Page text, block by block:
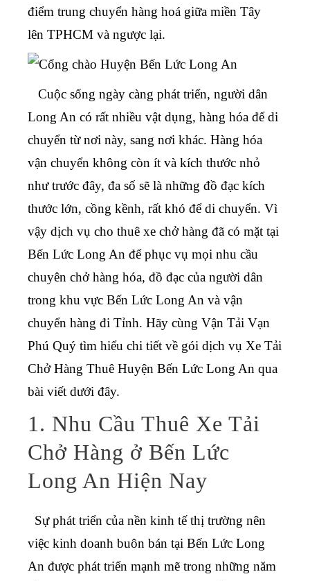
điểm trung chuyển hàng hoá giữa miền Tây
lên TPHCM và ngược lại.
Cuộc sống ngày càng phát triển, người dân
Long An có rất nhiều vật dụng, hàng hóa để di
chuyển từ nơi này, sang nơi khác. Hàng hóa
vận chuyển không còn ít và kích thước nhỏ
như trước đây, đa số sẽ là những đồ đạc kích
thước lớn, cồng kềnh, rất khó để di chuyển. Vì
vậy dịch vụ cho thuê xe chở hàng đã có mặt tại
Bến Lức Long An để phục vụ mọi nhu cầu
chuyên chở hàng hóa, đồ đạc của người dân
trong khu vực Bến Lức Long An và vận
chuyển hàng đi Tỉnh. Hãy cùng Vận Tải Vạn
Phú Quý tìm hiểu chi tiết về gói dịch vụ Xe Tải
Chở Hàng Thuê Huyện Bến Lức Long An qua
bài viết dưới đây.
1. Nhu Cầu Thuê Xe Tải
Chở Hàng ở Bến Lức
Long An Hiện Nay
Sự phát triển của nền kinh tế thị trường nên
việc kinh doanh buôn bán tại Bến Lức Long
An được phát triển mạnh mẽ trong những năm